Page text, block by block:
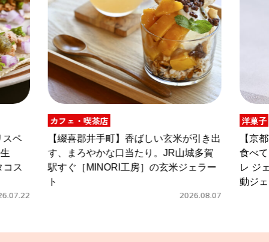
スペ
ス
カフェ・喫茶店
【綴喜郡井手町】香ばしい玄米が引き出
す、まろやかな口当たり。JR山城多賀
駅すぐ［MINORI工房］の玄米ジェラー
ト
2026.08.07
洋菓子
【京
食べ
レ ジ
動ジ